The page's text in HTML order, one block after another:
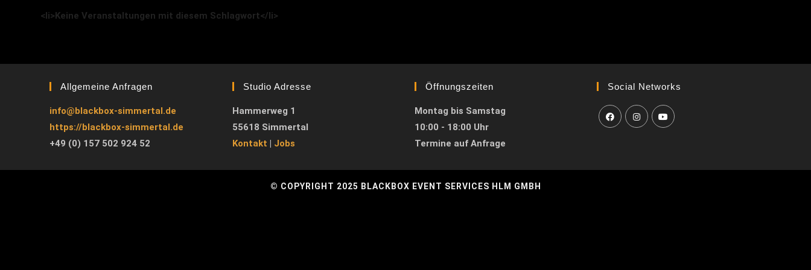
<li>Keine Veranstaltungen mit diesem Schlagwort</li>
Allgemeine Anfragen
info@blackbox-simmertal.de
https://blackbox-simmertal.de
+49 (0) 157 502 924 52
Studio Adresse
Hammerweg 1
55618 Simmertal
Kontakt | Jobs
Öffnungszeiten
Montag bis Samstag
10:00 - 18:00 Uhr
Termine auf Anfrage
Social Networks
© COPYRIGHT 2025 BLACKBOX EVENT SERVICES HLM GMBH